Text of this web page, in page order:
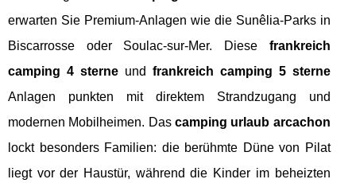
erwarten Sie Premium-Anlagen wie die Sunêlia-Parks in
Biscarrosse oder Soulac-sur-Mer. Diese frankreich
camping 4 sterneund frankreich camping 5 sterne
Anlagen punkten mit direktem Strandzugang und
modernen Mobilheimen. Das camping urlaub arcachon
lockt besonders Familien: die berühmte Düne von Pilat
liegt vor der Haustür, während die Kinder im beheizten